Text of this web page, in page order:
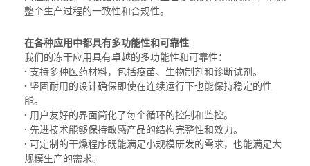
整个生产过程的一致性和合规性。
在各种应用中都具有多功能性和可靠性
我们的冻干应用具有卓越的多功能性和可靠性：
· 支持多种医药材料，包括疫苗、生物制剂和诊断试剂。
· 坚固耐用的设计确保即使在连续运行下也能保持稳定的性
能。
· 用户友好的界面简化了每个循环的控制和监控。
· 先进技术能够保持敏感产品的结构完整性和效力。
· 可定制的干燥程序既能满足小规模研发的需求，也能满足大
规模生产的需求。